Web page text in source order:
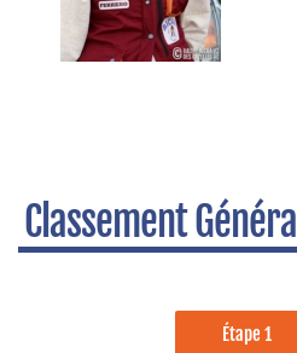
Classement Général
Étape 1